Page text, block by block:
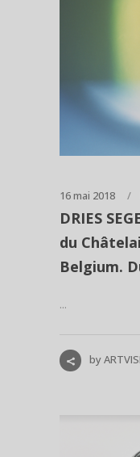
16 mai 2018
DRIES
du
Belgium.
...
by